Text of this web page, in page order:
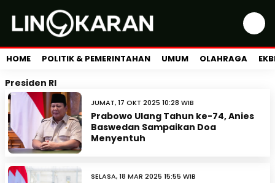
HOME POLITIK & PEMERINTAHAN UMUM OLAHRAGA
Presiden RI
JUMAT, 17 OKT 2025 10:28 WIB
Prabowo Ulang Tahun ke-74, Anies
Baswedan Sampaikan Doa
Menyentuh
SELASA, 18 MAR 2025 15:55 WIB